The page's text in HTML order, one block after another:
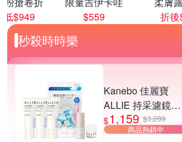
低$949
$559
折
秒殺時時樂
Kanebo 佳麗寶
ALLIE 持采濾鏡調
色UV防曬乳 40g (3
入團購組) (3款任
$1,159 $3,289
商品熱銷中